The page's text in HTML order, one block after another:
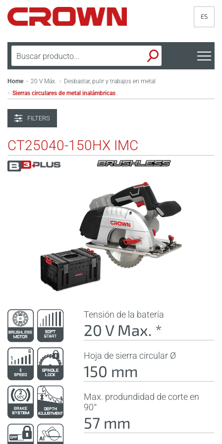
ES
Home > 20 V Máx. > Desbastar, pulir y trabajos en metal
> Sierras circulares de metal inalámbricas
FILTERS
CT25040-150HX IMC
Tensión de la batería
20 V Max. *
Hoja de sierra circular Ø
150 mm
Max. produndidad de corte en
90°
57 mm